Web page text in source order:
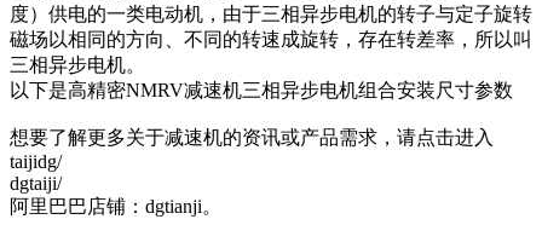
度）供电的一类电动机，由于三相异步电机的转子与定子旋转
磁场以相同的方向、不同的转速成旋转，存在转差率，所以叫
三相异步电机。
以下是高精密NMRV减速机三相异步电机组合安装尺寸参数
想要了解更多关于减速机的资讯或产品需求，请点击进入
taijidg/
dgtaiji/
阿里巴巴店铺：dgtianji。